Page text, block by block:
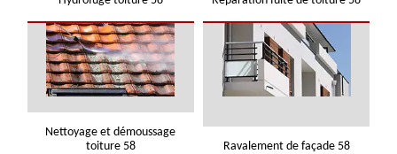
Nettoyage et démoussage
toiture 58
Ravalement de façade 58